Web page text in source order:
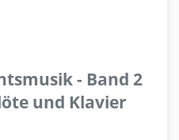
- Band 2
und Klavier